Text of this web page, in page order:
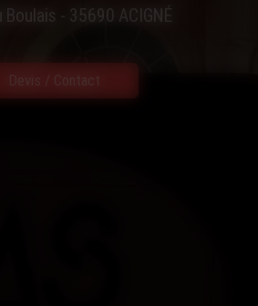
Boulais - 35690 ACIGNÉ